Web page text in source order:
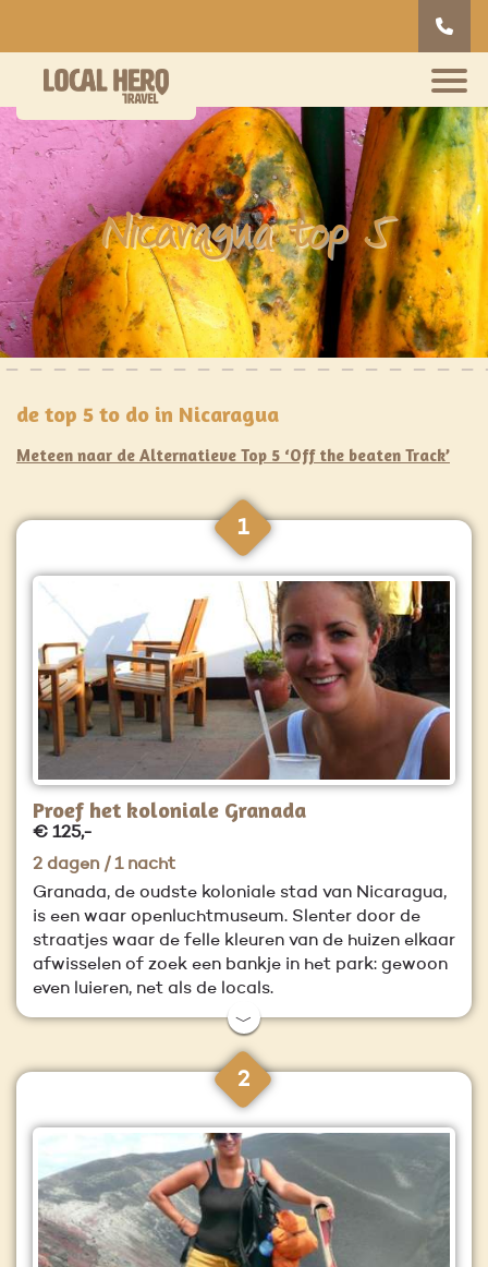
Nicaragua top 5
de top 5 to do in Nicaragua
Meteen naar de Alternatieve Top 5 ‘Off the beaten Track’
1
Proef het koloniale Granada
€ 125,-
2 dagen / 1 nacht
Granada, de oudste koloniale stad van Nicaragua,
is een waar openluchtmuseum. Slenter door de
straatjes waar de felle kleuren van de huizen elkaar
afwisselen of zoek een bankje in het park: gewoon
even luieren, net als de locals.
﹀
2